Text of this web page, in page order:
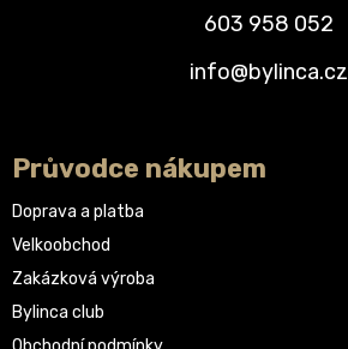
603 958 052
info@bylinca.cz
Průvodce nákupem
Doprava a platba
Velkoobchod
Zakázková výroba
Bylinca club